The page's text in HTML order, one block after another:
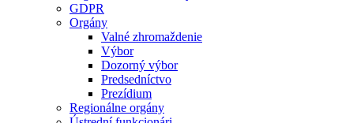
GDPR
Orgány
Valné zhromaždenie
Výbor
Dozorný výbor
Predsedníctvo
Prezídium
Regionálne orgány